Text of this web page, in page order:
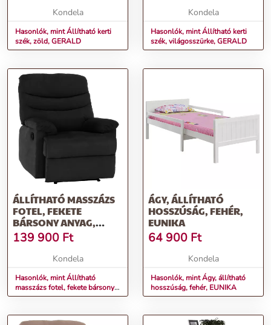
Kondela
Hasonlók, mint Állítható kerti
szék, zöld, GERALD
Kondela
Hasonlók, mint Állítható kerti
szék, világosszürke, GERALD
ÁLLÍTHATÓ MASSZÁZS
FOTEL, FEKETE
BÁRSONY ANYAG,
LAMBERT
139 900 Ft
Kondela
Hasonlók, mint Állítható
masszázs fotel, fekete bársony
anyag, LAMBERT
ÁGY, ÁLLÍTHATÓ
HOSSZÚSÁG, FEHÉR,
EUNIKA
64 900 Ft
Kondela
Hasonlók, mint Ágy, állítható
hosszúság, fehér, EUNIKA